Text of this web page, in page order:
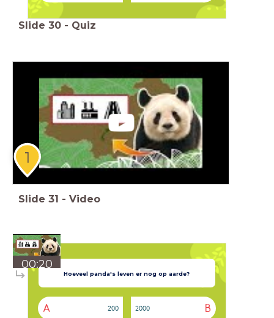
Slide 30 - Quiz
1
Slide 31 - Video
00:20
Hoeveel panda's leven er nog op aarde?
A 200 B
2000